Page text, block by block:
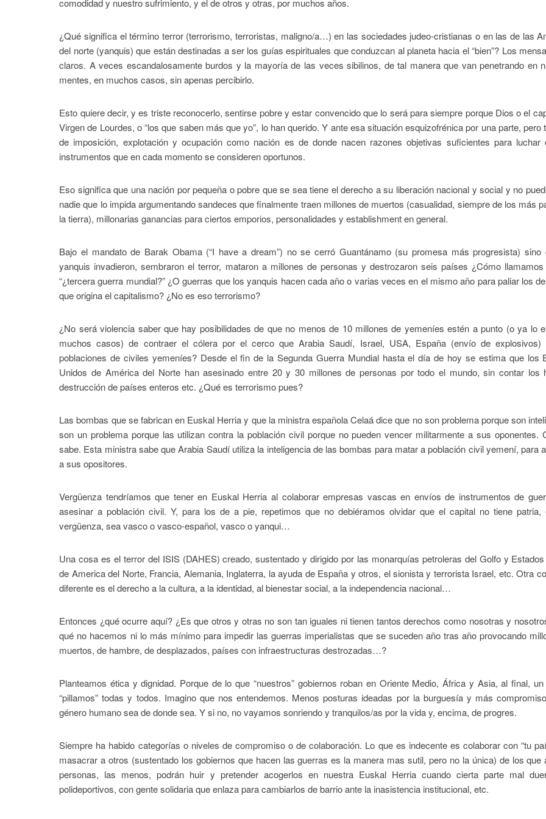
comodidad y nuestro sufrimiento, y el de otros y otras, por muchos años.
¿Qué significa el término terror (terrorismo, terroristas, maligno/a…) en las sociedades judeo-cristianas o en las de las
del norte (yanquis) que están destinadas a ser los guías espirituales que conduzcan al planeta hacia el “bien”? Los
claros. A veces escandalosamente burdos y la mayoría de las veces sibilinos, de tal manera que van penetrando en
mentes, en muchos casos, sin apenas percibirlo.
Esto quiere decir, y es triste reconocerlo, sentirse pobre y estar convencido que lo será para siempre porque Dios o el
Virgen de Lourdes, o “los que saben más que yo”, lo han querido. Y ante esa situación esquizofrénica por una parte, pero
de imposición, explotación y ocupación como nación es de donde nacen razones objetivas suficientes para luchar
instrumentos que en cada momento se consideren oportunos.
Eso significa que una nación por pequeña o pobre que se sea tiene el derecho a su liberación nacional y social y no
nadie que lo impida argumentando sandeces que finalmente traen millones de muertos (casualidad, siempre de los más
la tierra), millonarias ganancias para ciertos emporios, personalidades y establishment en general.
Bajo el mandato de Barak Obama (“I have a dream”) no se cerró Guantánamo (su promesa más progresista) sino
yanquis invadieron, sembraron el terror, mataron a millones de personas y destrozaron seis países ¿Cómo
“¿tercera guerra mundial?” ¿O guerras que los yanquis hacen cada año o varias veces en el mismo año para paliar los
que origina el capitalismo? ¿No es eso terrorismo?
¿No será violencia saber que hay posibilidades de que no menos de 10 millones de yemeníes estén a punto (o ya lo
muchos casos) de contraer el cólera por el cerco que Arabia Saudí, Israel, USA, España (envío de explosivos)
poblaciones de civiles yemeníes? Desde el fin de la Segunda Guerra Mundial hasta el día de hoy se estima que los
Unidos de América del Norte han asesinado entre 20 y 30 millones de personas por todo el mundo, sin contar los
destrucción de países enteros etc. ¿Qué es terrorismo pues?
Las bombas que se fabrican en Euskal Herria y que la ministra española Celaá dice que no son problema porque son
son un problema porque las utilizan contra la población civil porque no pueden vencer militarmente a sus oponentes.
sabe. Esta ministra sabe que Arabia Saudí utiliza la inteligencia de las bombas para matar a población civil yemení, para
a sus opositores.
Vergüenza tendríamos que tener en Euskal Herria al colaborar empresas vascas en envíos de instrumentos de
asesinar a población civil. Y, para los de a pie, repetimos que no debiéramos olvidar que el capital no tiene patria,
vergüenza, sea vasco o vasco-español, vasco o yanqui…
Una cosa es el terror del ISIS (DAHES) creado, sustentado y dirigido por las monarquías petroleras del Golfo y
de America del Norte, Francia, Alemania, Inglaterra, la ayuda de España y otros, el sionista y terrorista Israel, etc. Otra
diferente es el derecho a la cultura, a la identidad, al bienestar social, a la independencia nacional…
Entonces ¿qué ocurre aquí? ¿Es que otros y otras no son tan iguales ni tienen tantos derechos como nosotras y
qué no hacemos ni lo más mínimo para impedir las guerras imperialistas que se suceden año tras año provocando
muertos, de hambre, de desplazados, países con infraestructuras destrozadas…?
Planteamos ética y dignidad. Porque de lo que “nuestros” gobiernos roban en Oriente Medio, África y Asia, al final, un
“pillamos” todas y todos. Imagino que nos entendemos. Menos posturas ideadas por la burguesía y más
género humano sea de donde sea. Y si no, no vayamos sonriendo y tranquilos/as por la vida y, encima, de progres.
Siempre ha habido categorías o niveles de compromiso o de colaboración. Lo que es indecente es colaborar con “tu
masacrar a otros (sustentado los gobiernos que hacen las guerras es la manera mas sutil, pero no la única) de los que
personas, las menos, podrán huir y pretender acogerlos en nuestra Euskal Herria cuando cierta parte mal
polideportivos, con gente solidaria que enlaza para cambiarlos de barrio ante la inasistencia institucional, etc.